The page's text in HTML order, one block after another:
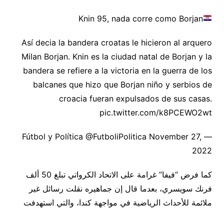
Knin 95, nada corre como Borjan
Así decia la bandera croatas le hicieron al arquero
Milan Borjan. Knin es la ciudad natal de Borjan y la
bandera se refiere a la victoria en la guerra de los
balcanes que hizo que Borjan niño y serbios de
croacia fueran expulsados de sus casas.
pic.twitter.com/k8PCEWO2wt
— Fútbol y Política @FutboliPolitica November 27,
2022
كما فرض “فيفا” غرامة على الاتحاد الكرواتي تبلغ 50 ألف
فرنك سويسري، بعدما قال إن جماهيره نقلت رسائل غير
ملائمة للأحداث الرياضية في مواجهة كندا، والتي استهدفت